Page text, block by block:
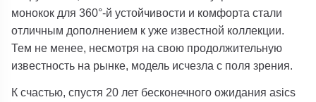
монокок для 360°-й устойчивости и комфорта стали
отличным дополнением к уже известной коллекции.
Тем не менее, несмотря на свою продолжительную
известность на рынке, модель исчезла с поля зрения.
К счастью, спустя 20 лет бесконечного ожидания asics